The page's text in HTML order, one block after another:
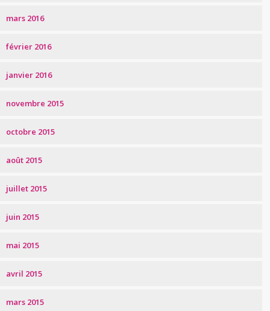
mars 2016
février 2016
janvier 2016
novembre 2015
octobre 2015
août 2015
juillet 2015
juin 2015
mai 2015
avril 2015
mars 2015